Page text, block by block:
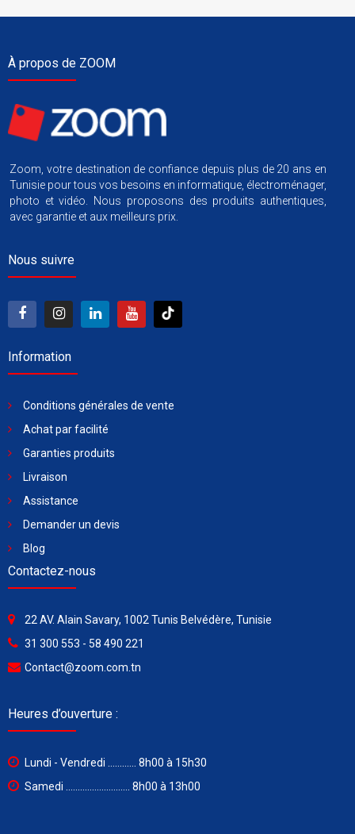
À propos de ZOOM
Zoom, votre destination de confiance depuis plus de 20 ans en
Tunisie pour tous vos besoins en informatique, électroménager,
photo et vidéo. Nous proposons des produits authentiques,
avec garantie et aux meilleurs prix.
Nous suivre
Information
Conditions générales de vente
Achat par facilité
Garanties produits
Livraison
Assistance
Demander un devis
Blog
Contactez-nous
22 AV. Alain Savary, 1002 Tunis Belvédère, Tunisie
31 300 553 - 58 490 221
Contact@zoom.com.tn
Heures d’ouverture :
Lundi - Vendredi ............ 8h00 à 15h30
Samedi ........................... 8h00 à 13h00